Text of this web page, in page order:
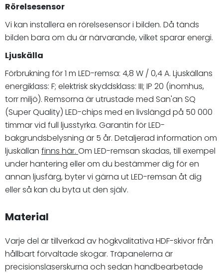
Rörelsesensor
Vi kan installera en rörelsesensor i bilden. Då tänds
bilden bara om du är närvarande, vilket sparar energi.
Ljuskälla
Förbrukning för 1 m LED-remsa: 4,8 W / 0,4 A. Ljuskällans
energiklass: F; elektrisk skyddsklass: III; IP 20 (inomhus,
torr miljö). Remsorna är utrustade med San'an SQ
(Super Quality) LED-chips med en livslängd på 50 000
timmar vid full ljusstyrka. Garantin för LED-
bakgrundsbelysning är 5 år. Detaljerad information om
ljuskällan finns här. Om LED-remsan skadas, till exempel
under hantering eller om du bestämmer dig för en
annan ljusfärg, byter vi gärna ut LED-remsan åt dig
eller så kan du byta ut den själv.
Material
Varje del är tillverkad av högkvalitativa HDF-skivor från
hållbart förvaltade skogar. Träpanelerna är
precisionslaserskurna och sedan handbearbetade